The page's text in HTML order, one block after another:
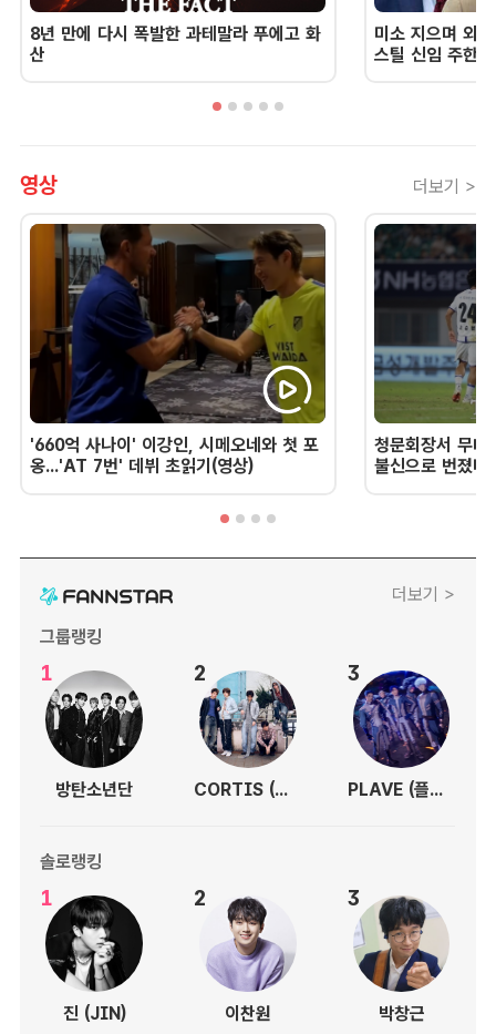
8년 만에 다시 폭발한 과테말라 푸에고 화
산
미소 지으며 외
스틸 신임 주한
영상 더보기 >
'660억 사나이' 이강인, 시메오네와 첫 포
옹...'AT 7번' 데뷔 초읽기(영상)
청문회장서 무너
불신으로 번졌
더보기 >
그룹랭킹
1
방탄소년단
2
CORTIS (코르티스)
3
PLAVE (플레이브)
솔로랭킹
1
진 (JIN)
2
이찬원
3
박창근